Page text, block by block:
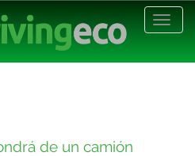
de un camión